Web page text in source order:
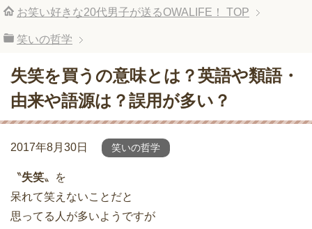
お笑い好きな20代男子が送るOWALIFE！ TOP
笑いの哲学
失笑を買うの意味とは？英語や類語・
由来や語源は？誤用が多い？
2017年8月30日 笑いの哲学
〝失笑〟を
呆れて笑えないことだと
思ってる人が多いようですが